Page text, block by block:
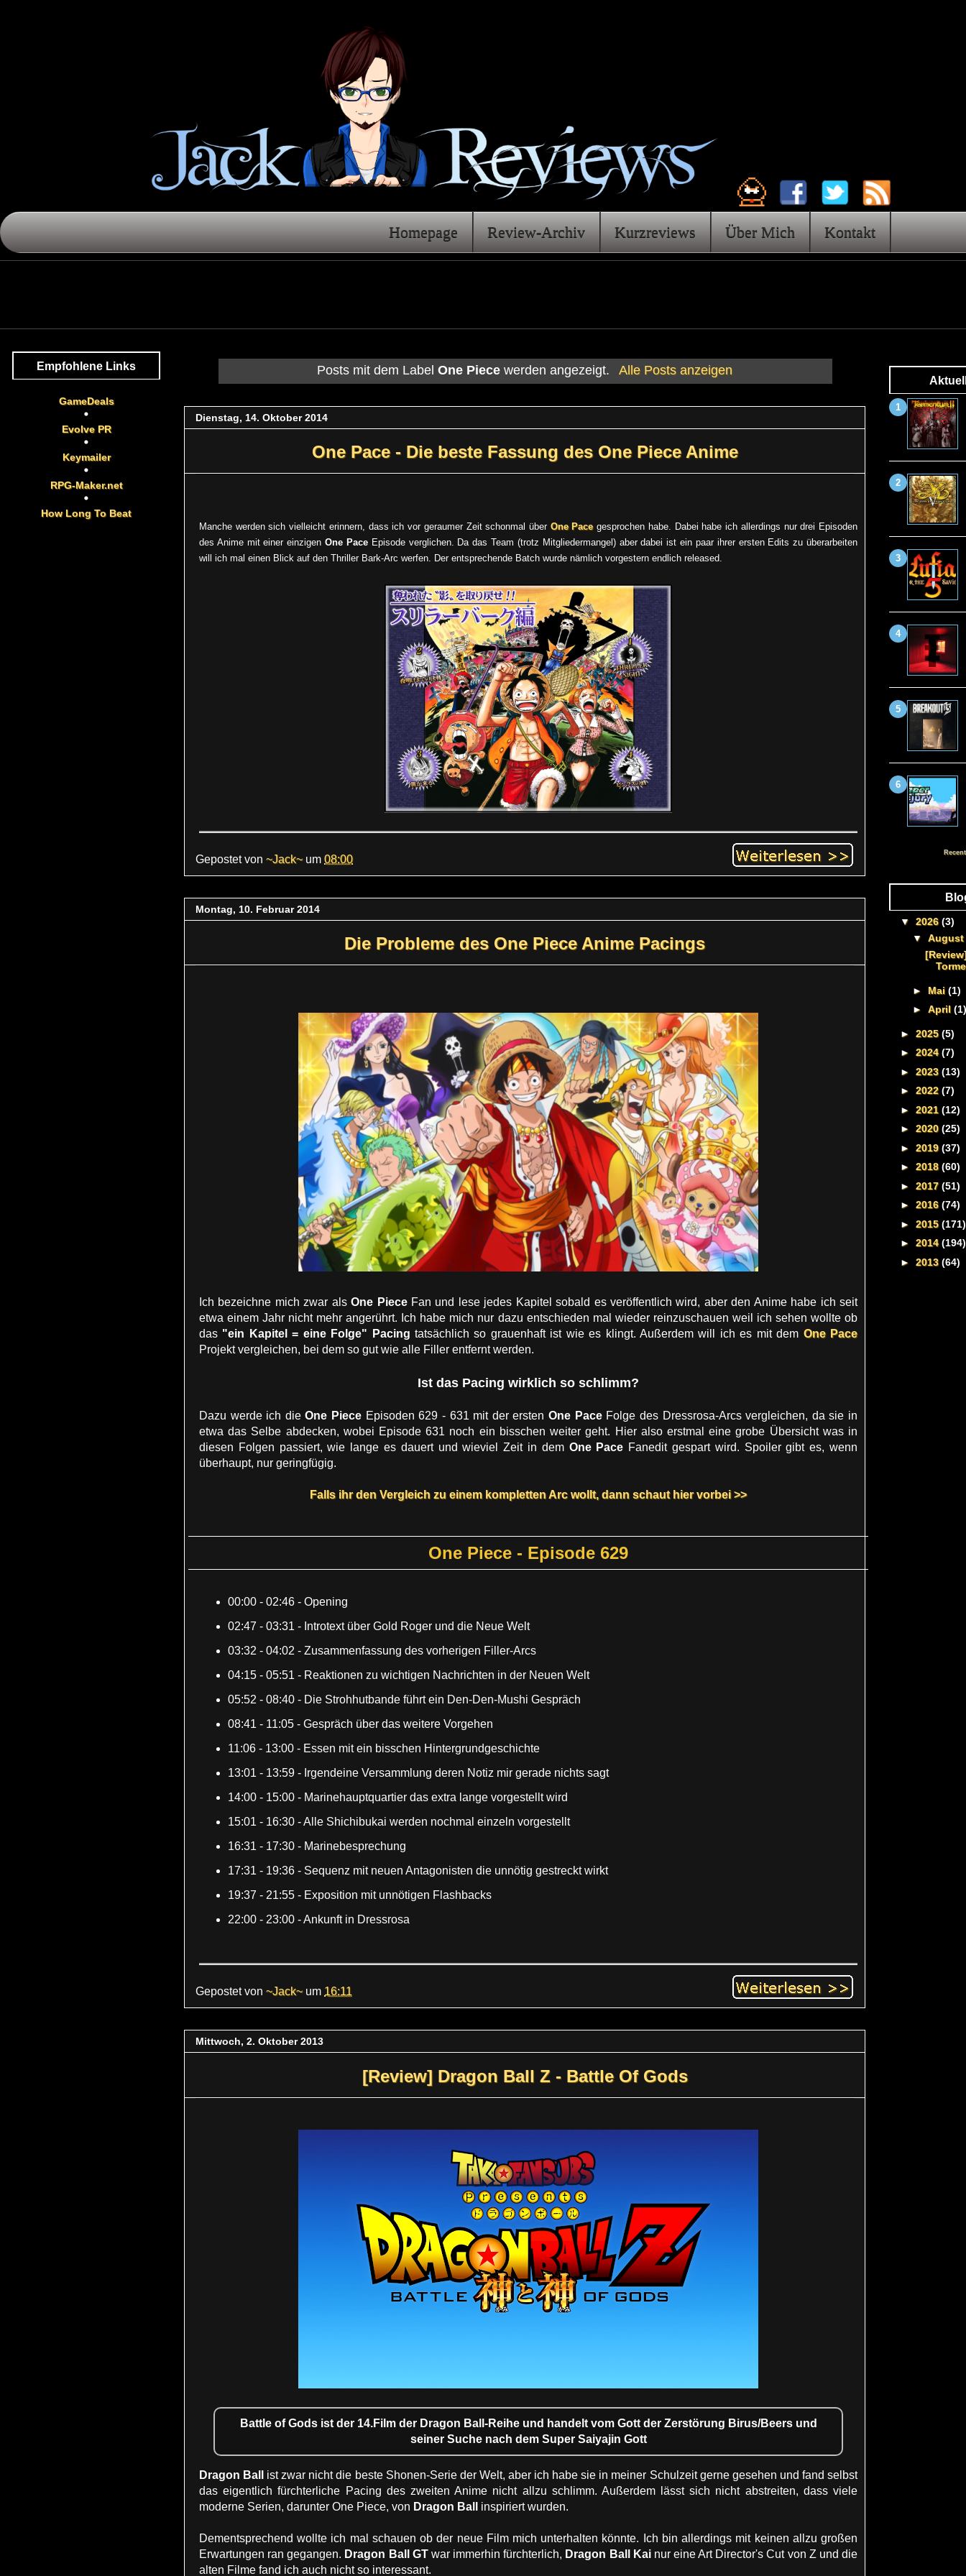
Homepage Review-Archiv Kurzreviews Über Mich Kontakt
Posts mit dem LabelOne Piece werden angezeigt. Alle Posts anzeigen
Dienstag, 14. Oktober 2014
One Pace - Die beste Fassung des One Piece Anime
Manche werden sich vielleicht erinnern, dass ich vor geraumer Zeit schonmal über One Pacegesprochen habe. Dabei habe ich allerdings nur drei Episoden
des Anime mit einer einzigenOne PaceEpisode verglichen. Da das Team (trotz Mitgliedermangel) aber dabei ist ein paar ihrer ersten Edits zu überarbeiten
will ich mal einen Blick auf den Thriller Bark-Arc werfen. Der entsprechende Batch wurde nämlich vorgestern endlich released.
Gepostet von ~Jack~ um 08:00
Montag, 10. Februar 2014
Die Probleme des One Piece Anime Pacings
Ich bezeichne mich zwar alsOne PieceFan und lese jedes Kapitel sobald es veröffentlich wird, aber den Anime habe ich seit
etwa einem Jahr nicht mehr angerührt. Ich habe mich nur dazu entschieden mal wieder reinzuschauen weil ich sehen wollte ob
das "ein Kapitel = eine Folge" Pacing tatsächlich so grauenhaft ist wie es klingt. Außerdem will ich es mit dem One Pace
Projekt vergleichen, bei dem so gut wie alle Filler entfernt werden.
Ist das Pacing wirklich so schlimm?
Dazu werde ich dieOne Piece Episoden 629 - 631 mit der ersten One PaceFolge des Dressrosa-Arcs vergleichen, da sie in
etwa das Selbe abdecken, wobei Episode 631 noch ein bisschen weiter geht. Hier also erstmal eine grobe Übersicht was in
diesen Folgen passiert, wie lange es dauert und wieviel Zeit in dem One Pace Fanedit gespart wird. Spoiler gibt es, wenn
überhaupt, nur geringfügig.
Falls ihr den Vergleich zu einem kompletten Arc wollt, dann schaut hier vorbei >>
One Piece - Episode 629
00:00 - 02:46 - Opening
02:47 - 03:31 - Introtext über Gold Roger und die Neue Welt
03:32 - 04:02 - Zusammenfassung des vorherigen Filler-Arcs
04:15 - 05:51 - Reaktionen zu wichtigen Nachrichten in der Neuen Welt
05:52 - 08:40 - Die Strohhutbande führt ein Den-Den-Mushi Gespräch
08:41 - 11:05 - Gespräch über das weitere Vorgehen
11:06 - 13:00 - Essen mit ein bisschen Hintergrundgeschichte
13:01 - 13:59 - Irgendeine Versammlung deren Notiz mir gerade nichts sagt
14:00 - 15:00 - Marinehauptquartier das extra lange vorgestellt wird
15:01 - 16:30 - Alle Shichibukai werden nochmal einzeln vorgestellt
16:31 - 17:30 - Marinebesprechung
17:31 - 19:36 - Sequenz mit neuen Antagonisten die unnötig gestreckt wirkt
19:37 - 21:55 - Exposition mit unnötigen Flashbacks
22:00 - 23:00 - Ankunft in Dressrosa
Gepostet von ~Jack~ um 16:11
Mittwoch, 2. Oktober 2013
[Review] Dragon Ball Z - Battle Of Gods
Battle of Gods ist der 14.Film der Dragon Ball-Reihe und handelt vom Gott der Zerstörung Birus/Beers und
seiner Suche nach dem Super Saiyajin Gott
Dragon Ball ist zwar nicht die beste Shonen-Serie der Welt, aber ich habe sie in meiner Schulzeit gerne gesehen und fand selbst
das eigentlich fürchterliche Pacing des zweiten Anime nicht allzu schlimm. Außerdem lässt sich nicht abstreiten, dass viele
moderne Serien, darunter One Piece, von Dragon Ball inspiriert wurden.
Dementsprechend wollte ich mal schauen ob der neue Film mich unterhalten könnte. Ich bin allerdings mit keinen allzu großen
Erwartungen ran gegangen. Dragon Ball GTwar immerhin fürchterlich, Dragon Ball Kainur eine Art Director's Cut von Z und die
alten Filme fand ich auch nicht so interessant.
Empfohlene Links
GameDeals
Evolve PR
Keymailer
RPG-Maker.net
How Long To Beat
▼ 2026(3)
▼ August
► Mai (1)
► April (1)
► 2025(5)
► 2024(7)
► 2023(13)
► 2022 (7)
► 2021 (12)
► 2020(25)
► 2019(37)
► 2018(60)
► 2017(51)
► 2016(74)
► 2015(171)
► 2014(194)
► 2013(64)